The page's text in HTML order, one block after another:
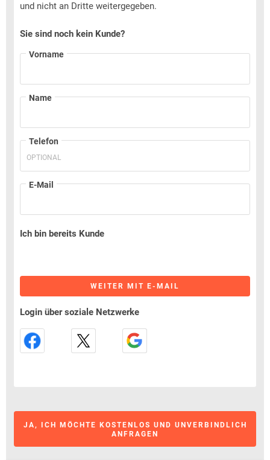
und nicht an Dritte weitergegeben.
Sie sind noch kein Kunde?
Vorname
Name
Telefon
E-Mail
Ich bin bereits Kunde
WEITER MIT E-MAIL
Login über soziale Netzwerke
JA, ICH MÖCHTE KOSTENLOS UND UNVERBINDLICH
ANFRAGEN